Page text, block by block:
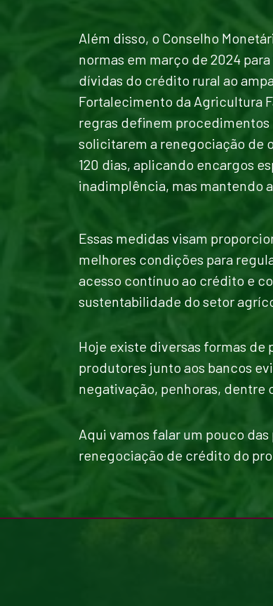
Além disso, o Conselho
normas em março de 2024
dívidas do crédito rural ao
Fortalecimento da Agricultura
regras definem
solicitarem a renegociação de
120 dias, aplicando encargos
inadimplência, mas mantendo
Essas medidas visam
melhores condições para
acesso contínuo ao crédito e
sustentabilidade do setor
Hoje existe diversas formas de
produtores junto aos bancos
negativação, penhoras, dentre
Aqui vamos falar um pouco
renegociação de crédito do